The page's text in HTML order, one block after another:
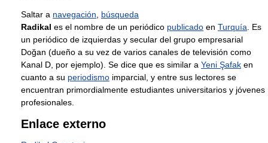
Saltar a navegación
búsqueda
Radikal es el nombre de un periódico publicado en Turquía . Es
un periódico de izquierdas y secular del grupo empresarial
Doğan (dueño a su vez de varios canales de televisión como
Kanal D, por ejemplo). Se dice que es similar a Yeni Şafak en
cuanto a su periodismo imparcial, y entre sus lectores se
encuentran primordialmente estudiantes universitarios y jóvenes
profesionales.
Enlace externo